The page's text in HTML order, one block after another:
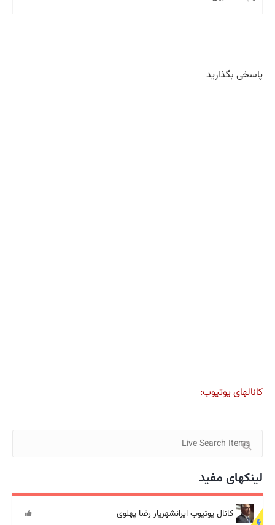
پاسخی بگذارید
کانالهای یوتیوب:
لینکهای مفید
کانال یوتیوب ایرانشهریار رضا پهلوی